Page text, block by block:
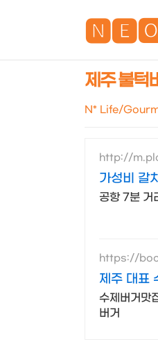
제주 불턱
N* Life/
http://
가성비 갈
공항 7분 거
https://
제주 대표
수제버거맛
버거